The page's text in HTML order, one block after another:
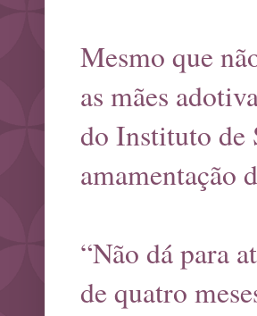
Mesmo que
as mães
do Instituto de
amamentação
“Não dá para
de quatro